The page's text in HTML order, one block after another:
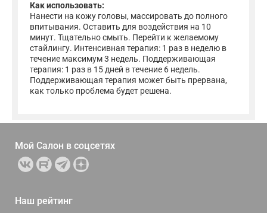
Как использовать:
Нанести на кожу головы, массировать до полного
впитывания. Оставить для воздействия на 10
минут. Тщательно смыть. Перейти к желаемому
стайлингу. Интенсивная терапия: 1 раз в неделю в
течение максимум 3 недель. Поддерживающая
терапия: 1 раз в 15 дней в течение 6 недель.
Поддерживающая терапия может быть прервана,
как только проблема будет решена.
Мой Салон в соцсетях
Наш рейтинг